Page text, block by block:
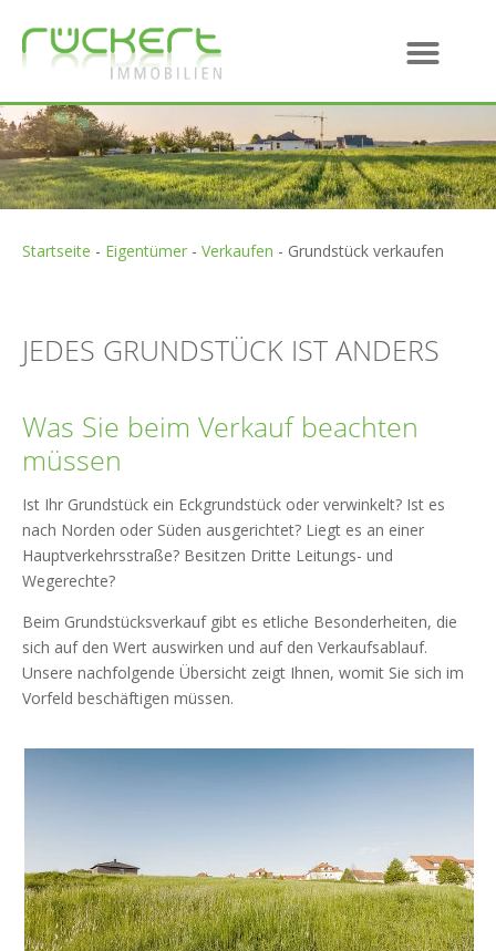
Startseite - Eigentümer - Verkaufen - Grundstück verkaufen
JEDES GRUNDSTÜCK IST ANDERS
Was Sie beim Verkauf beachten
müssen
Ist Ihr Grundstück ein Eckgrundstück oder verwinkelt? Ist es
nach Norden oder Süden ausgerichtet? Liegt es an einer
Hauptverkehrsstraße? Besitzen Dritte Leitungs- und
Wegerechte?
Beim Grundstücksverkauf gibt es etliche Besonderheiten, die
sich auf den Wert auswirken und auf den Verkaufsablauf.
Unsere nachfolgende Übersicht zeigt Ihnen, womit Sie sich im
Vorfeld beschäftigen müssen.